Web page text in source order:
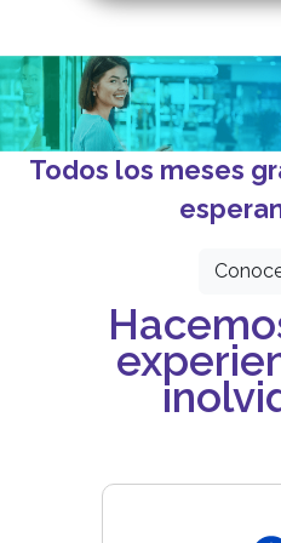
Todos los meses